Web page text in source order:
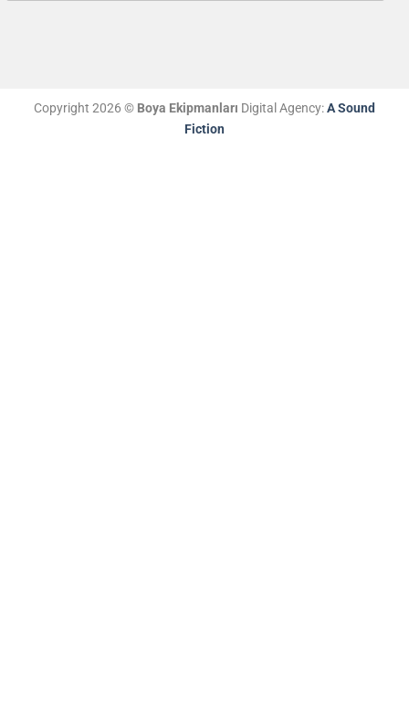
Copyright 2026 © Boya Ekipmanları Digital Agency:A Sound
Fiction